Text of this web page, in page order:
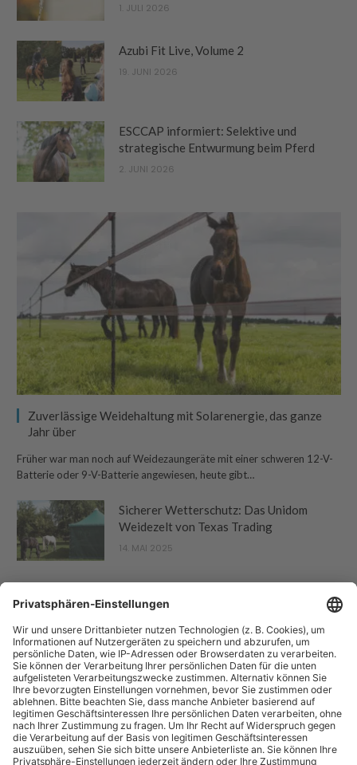
1. JULI 2026
Azubi Fit Live, Volume 2
19. JUNI 2026
ESCCAP informiert: Selektive und
strategische Entwurmung beim Pferd
2. JUNI 2026
Zuverlässige Weidehaltung mit Solarenergie, das ganze
Jahr über
Früher war man noch auf Weidezaungeräte mit einer schweren 12-V-
Batterie oder 9-V-Batterie angewiesen, heute gibt…
Sicherer Wetterschutz: Das Unidom
Weidezelt von Texas Trading
14. MAI 2025